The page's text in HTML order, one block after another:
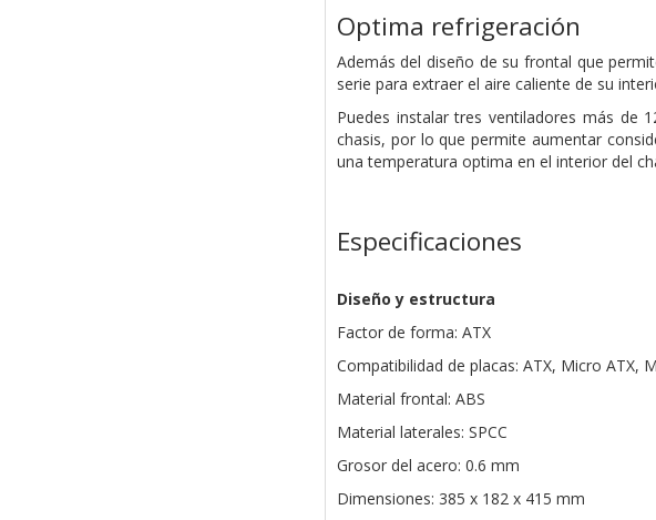
Optima refrigeración
Además del diseño de su frontal que
serie para extraer el aire caliente de su
Puedes instalar tres ventiladores más de
chasis, por lo que permite aumentar
una temperatura optima en el interior del
Especificaciones
Diseño y estructura
Factor de forma: ATX
Compatibilidad de placas: ATX, Micro ATX,
Material frontal: ABS
Material laterales: SPCC
Grosor del acero: 0.6 mm
Dimensiones: 385 x 182 x 415 mm